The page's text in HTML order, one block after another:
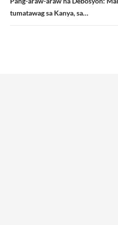
tumatawag sa Kanya, sa…